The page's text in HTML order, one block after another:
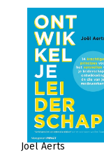
Joël Aerts